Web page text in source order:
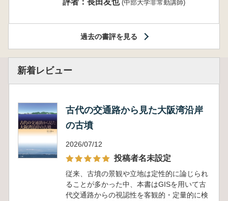
評者：長田友也 (中部大学非常勤講師)
過去の書評を見る
新着レビュー
古代の交通路から見た大阪湾沿岸
の古墳
2026/07/12
投稿者名未設定
従来、古墳の景観や立地は定性的に論じられ
ることが多かった中、本書はGISを用いて古
代交通路からの視認性を客観的・定量的に検